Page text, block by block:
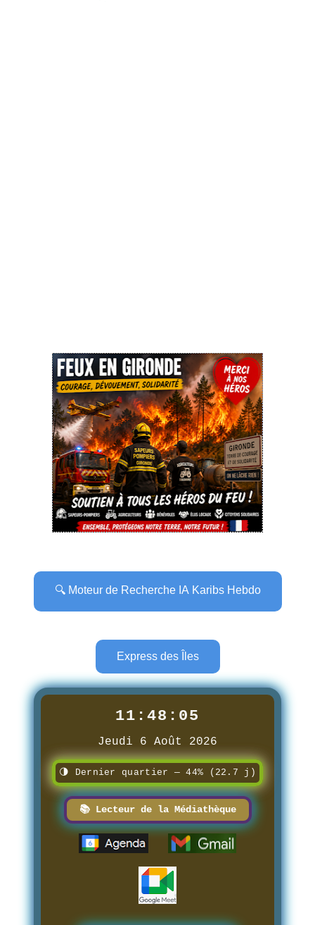
🔍 Moteur de Recherche IA Karibs Hebdo
Express des Îles
11:48:06
Jeudi 6 Août 2026
🌗 Dernier quartier — 44% (22.7 j)
📚 Lecteur de la Médiathèque